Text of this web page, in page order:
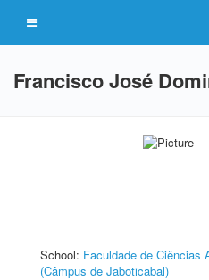
Francisco José
School: Faculdade de Ciências
(Câmpus de Jaboticabal)